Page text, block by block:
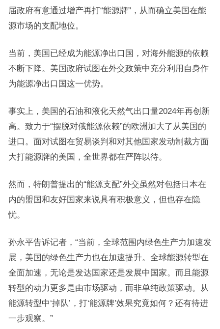
届政府有意通过增产再打“能源牌”，从而确立美国在能
源市场的支配地位。
当前，美国已经成为能源净出口国，对海外能源的依赖
不断下降。美国政府试图在外交政策中充分利用自身作
为能源净出口国这一优势。
事实上，美国的石油和液化天然气出口量2024年再创新
高。致力于“摆脱对俄能源依赖”的欧洲加大了从美国的
进口。面对试图在贸易谈判和对其他国家发动制裁方面
大打能源牌的美国，全世界都在严阵以待。
然而，特朗普提出的“能源支配”外交虽然对包括日本在
内的盟国和友好国家来说具有积极意义，但也存在隐
忧。
孙永平告诉记者，“当前，全球范围内绿色生产力加速发
展，美国的绿色生产力也在加速提升。全球能源转型在
全面加速，无论是发达国家还是发展中国家。而且能源
转型的动力更多是由市场驱动，而非单纯政策驱动。从
能源转型中‘掉队’，打‘能源牌’效果究竟如何？还有待进
一步观察。”